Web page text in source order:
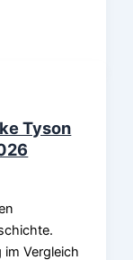
Tyson
Vergleich